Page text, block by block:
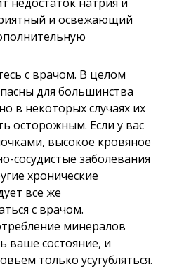
и освежающий
с врачом. В целом
для большинства
в некоторых случаях их
осторожным. Если у вас
высокое кровяное
сосудистые заболевания
хронические
все же
с врачом.
минералов
ваше состояние, и
только усугубляться.